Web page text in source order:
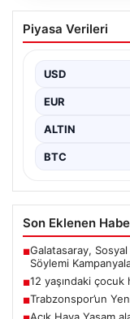
12
gölette
Boğuldu”,
gerçekleşen…
Piyasa Verileri
USD
EUR
ALTIN
BTC
Son Eklenen
■Galatasaray,
Söylemi
■12 yaşındaki
■Trabzonspor’un
Açık Hava Yaşam